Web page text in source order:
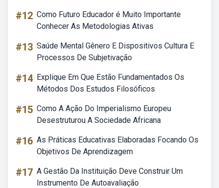
#12 Como Futuro Educador é Muito Importante
Conhecer As Metodologias Ativas
#13 Saúde Mental Gênero E Dispositivos Cultura E
Processos De Subjetivação
#14 Explique Em Que Estão Fundamentados Os
Métodos Dos Estudos Filosóficos
#15 Como A Ação Do Imperialismo Europeu
Desestruturou A Sociedade Africana
#16 As Práticas Educativas Elaboradas Focando Os
Objetivos De Aprendizagem
#17 A Gestão Da Instituição Deve Construir Um
Instrumento De Autoavaliação